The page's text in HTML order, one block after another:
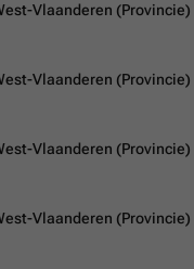
Vlaanderen (Provincie)
Vlaanderen (Provincie)
Vlaanderen (Provincie)
Vlaanderen (Provincie)